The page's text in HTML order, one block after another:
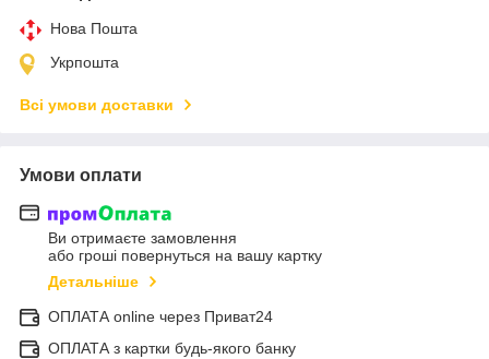
Нова Пошта
Укрпошта
Всі умови доставки
Умови оплати
Ви отримаєте замовлення
або гроші повернуться на вашу картку
Детальніше
ОПЛАТА online через Приват24
ОПЛАТА з картки будь-якого банку